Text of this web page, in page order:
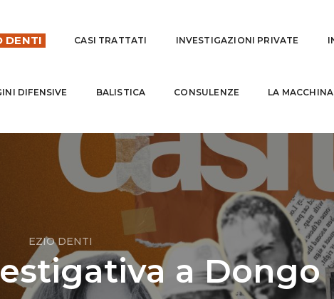
DENTI CASI TRATTATI INVESTIGAZIONI PRIVATE
DIFENSIVE BALISTICA CONSULENZE LA
EZIO DENTI
a Dongo